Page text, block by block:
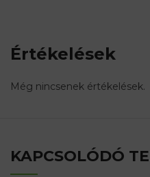
Értékelések
Még nincsenek értékelések.
KAPCSOLÓDÓ